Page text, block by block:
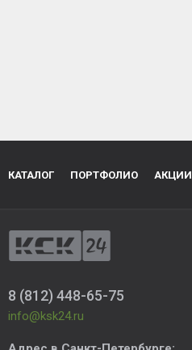
КАТАЛОГ ПОРТФОЛИО АКЦИИ
8 (812) 448-65-75
info@ksk24.ru